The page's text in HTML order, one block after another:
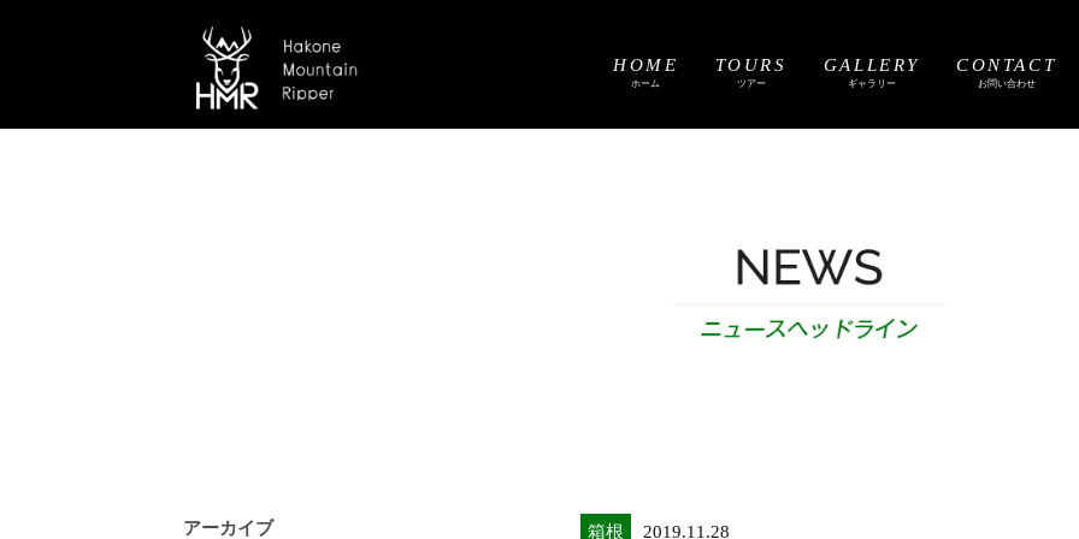
HOME
ホーム
TOURS
ツアー
GALLERY
ギャラリー
CONTACT
お問い合わせ
アーカイブ 箱根 2019.11.28